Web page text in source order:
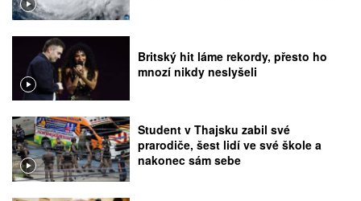
Britský hit láme rekordy, přesto ho
mnozí nikdy neslyšeli
Student v Thajsku zabil své
prarodiče, šest lidí ve své škole a
nakonec sám sebe